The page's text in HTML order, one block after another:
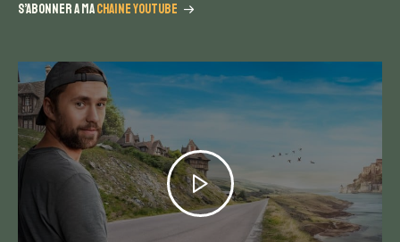
S’ABONNER A MACHAINE YOUTUBE